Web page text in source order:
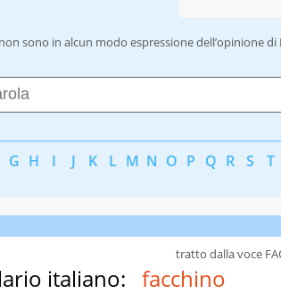
sono in alcun modo espressione dell’opinione di
G H I J K L M N O P Q R S T
italiano: facchino
tratto dalla voce